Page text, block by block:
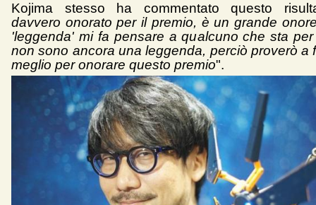
Kojima stesso ha commentato questo
davvero onorato per il premio, è un grande
'leggenda' mi fa pensare a qualcuno che sta
non sono ancora una leggenda, perciò proverò a
meglio per onorare questo premio".